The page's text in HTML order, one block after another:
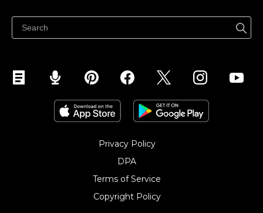
Vinde pe Facebook
Vinde pe Instagram
Privacy Policy
DPA
Terms of Service
Copyright Policy‎